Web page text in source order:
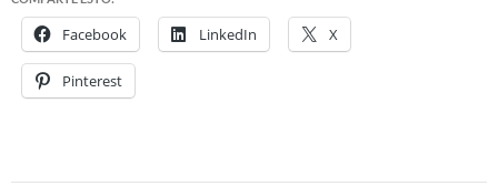
Facebook LinkedIn X
Pinterest